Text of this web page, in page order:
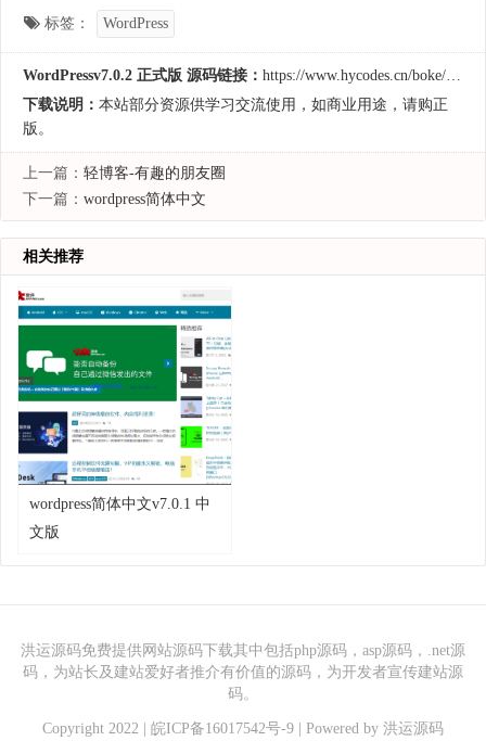
标签： WordPress
WordPressv7.0.2 正式版 源码链接： https://www.hycodes.cn/boke/152.html
下载说明： 本站部分资源供学习交流使用，如商业用途，请购正
版。
上一篇： 轻博客-有趣的朋友圈
下一篇： wordpress简体中文
相关推荐
wordpress简体中文v7.0.1 中
文版
洪运源码免费提供网站源码下载其中包括php源码，asp源码，.net源
码，为站长及建站爱好者推介有价值的源码，为开发者宣传建站源
码。
Copyright 2022 | 皖ICP备16017542号-9 | Powered by 洪运源码